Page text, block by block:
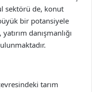
sektörü de, konut
bir potansiyele
danışmanlığı
tarım